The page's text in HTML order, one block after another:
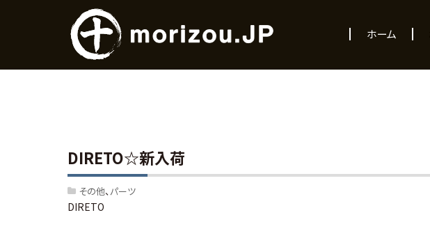
ホーム
DIRETO☆新入荷
その他 パーツ
DIRETO